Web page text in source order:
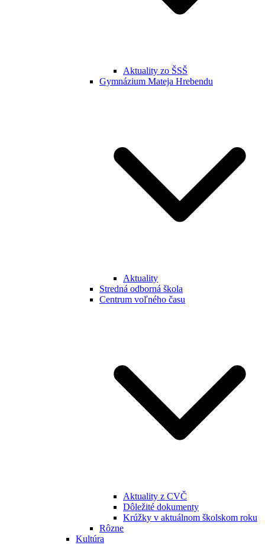
Aktuality zo ŠSŠ
Gymnázium Mateja Hrebendu
Aktuality
Stredná odborná škola
Centrum voľného času
Aktuality z CVČ
Dôležité dokumenty
Krúžky v aktuálnom školskom roku
Rôzne
Kultúra